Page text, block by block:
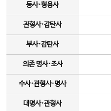
동사·형용사
관형사·감탄사
부사·감탄사
의존 명사·조사
수사·관형사·명사
대명사·관형사